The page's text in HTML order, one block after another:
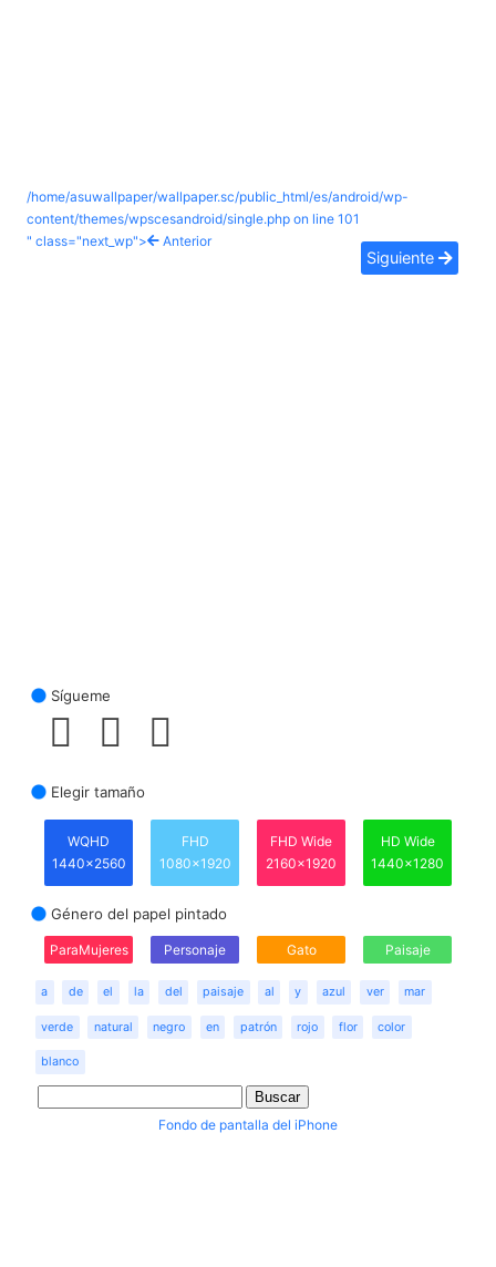
/home/asuwallpaper/wallpaper.sc/public_html/es/android/wp-
content/themes/wpscesandroid/single.php on line 101
" class="next_wp">
Anterior
Siguiente
Sígueme
Elegir tamaño
WQHD
1440x2560
FHD
1080x1920
FHD Wide
2160x1920
HD Wide
1440x1280
Género del papel pintado
ParaMujeres Personaje Gato Paisaje
a de el la del paisaje al y azul ver mar
verde natural negro en patrón rojo flor color
blanco
Fondo de pantalla del iPhone